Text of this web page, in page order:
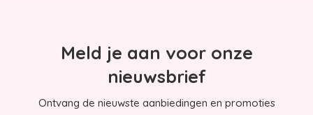
Meld je aan voor onze
nieuwsbrief
Ontvang de nieuwste aanbiedingen en promoties